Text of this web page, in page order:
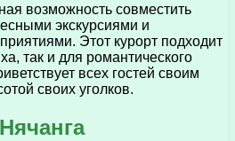
возможность совместить
экскурсиями и
Этот курорт подходит
так и для романтического
всех гостей своим
своих уголков.